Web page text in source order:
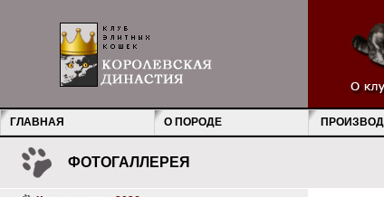
ГЛАВНАЯ О ПОРОДЕ
ФОТОГАЛЛЕРЕЯ